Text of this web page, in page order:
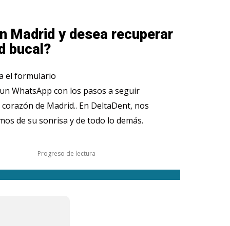
Madrid y desea recuperar
bucal?
el formulario
WhatsApp con los pasos a seguir
de Madrid.. En DeltaDent, nos
de su sonrisa y de todo lo demás.
Progreso de lectura